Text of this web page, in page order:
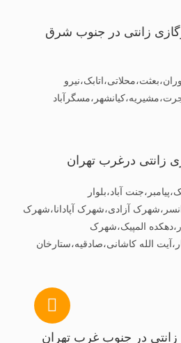
زانتی در جنوب شرق
زانتی درغرب تهران
آباد،بلوار
آزادی،شهرک آپادانا،شهرک
المپیک،شهرک
الله کاشانی،صادقیه،ستارخان
زانتی در جنوب غرب تهران